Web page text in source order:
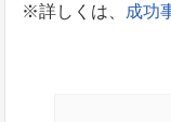
※詳しくは、 成功